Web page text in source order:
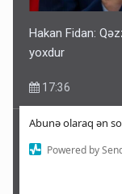
Abunə olaraq ən
Powered by
Hakan Fidan:
yoxdur
17:36